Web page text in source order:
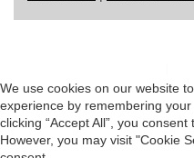
We use cookies on our website
experience by remembering
clicking “Accept All”, you
However, you may visit "Cookie